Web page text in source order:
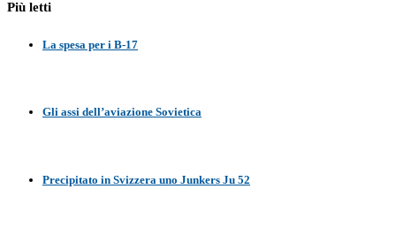
Più letti
La spesa per i B-17
Gli assi dell’aviazione Sovietica
Precipitato in Svizzera uno Junkers Ju 52